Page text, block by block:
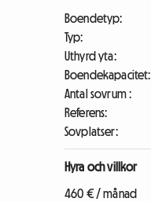
Boendetyp:
Typ:
Uthyrd yta:
Boendekapacitet:
Antal sovrum :
Referens:
Sovplatser:
Hyra och villkor
460 € / månad